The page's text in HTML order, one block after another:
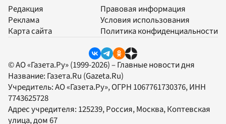
Редакция
Реклама
Карта сайта
Правовая информация
Условия использования
Политика конфиденциальности
© АО «Газета.Ру» (1999-2026) – Главные новости дня
Название: Газета.Ru (Gazeta.Ru)
Учредитель:АО «Газета.Ру», ОГРН 1067761730376, ИНН
7743625728
Адрес учредителя: 125239, Россия, Москва, Коптевская
улица, дом 67